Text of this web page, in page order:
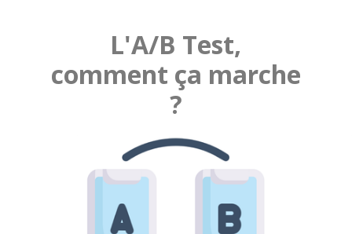
L'A/B Test,
comment ça marche
?